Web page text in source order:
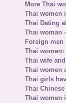
More Thai
Thai women
Thai Dating
Thai woman
Foreign
Thai
Thai wife
Thai women
Thai girls
Thai
Thai women